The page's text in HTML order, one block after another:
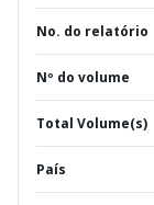
No. do relatório
Nº do volume
Total Volume(s)
País